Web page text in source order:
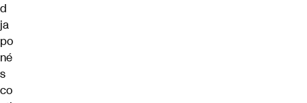
d
ja
po
né
s
co